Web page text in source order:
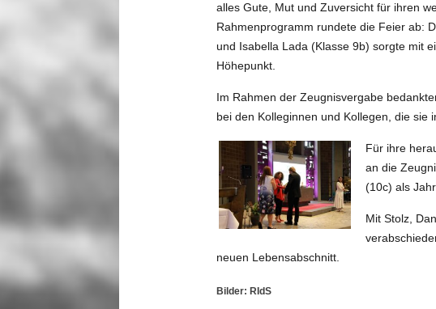
alles Gute, Mut und Zuversicht für ihren
Rahmenprogramm rundete die Feier ab:
und Isabella Lada (Klasse 9b) sorgte mit
Höhepunkt.
Im Rahmen der Zeugnisvergabe
bei den Kolleginnen und Kollegen, die sie
Für ihre
an die
(10c) als
Mit Stolz,
neuen Lebensabschnitt.
Bilder: RIdS